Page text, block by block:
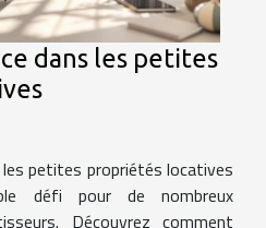
dans les petites
petites propriétés locatives
défi pour de nombreux
Découvrez comment